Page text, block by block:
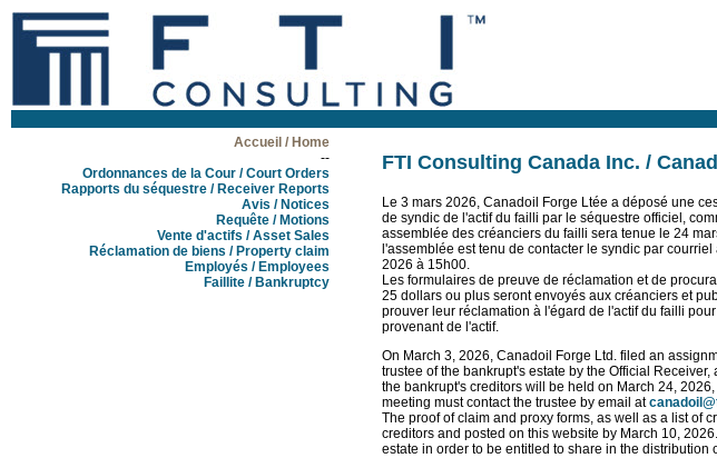
Accueil / Home
--
Ordonnances de la Cour / Court Orders
Rapports du séquestre / Receiver Reports
Avis / Notices
Requête / Motions
Vente d'actifs / Asset Sales
Réclamation de biens / Property claim
Employés / Employees
Faillite / Bankruptcy
FTI Consulting Canada Inc. /
Le 3 mars 2026, Canadoil Forge Ltée a déposé une
de syndic de l'actif du failli par le séquestre officiel,
assemblée des créanciers du failli sera tenue le 24
l'assemblée est tenu de contacter le syndic par courriel
2026 à 15h00.
Les formulaires de preuve de réclamation et de
25 dollars ou plus seront envoyés aux créanciers et
prouver leur réclamation à l'égard de l'actif du failli
provenant de l'actif.
On March 3, 2026, Canadoil Forge Ltd. filed an
trustee of the bankrupt's estate by the Official
the bankrupt's creditors will be held on March 24,
meeting must contact the trustee by email at
The proof of claim and proxy forms, as well as a list of
creditors and posted on this website by March 10,
estate in order to be entitled to share in the distribution